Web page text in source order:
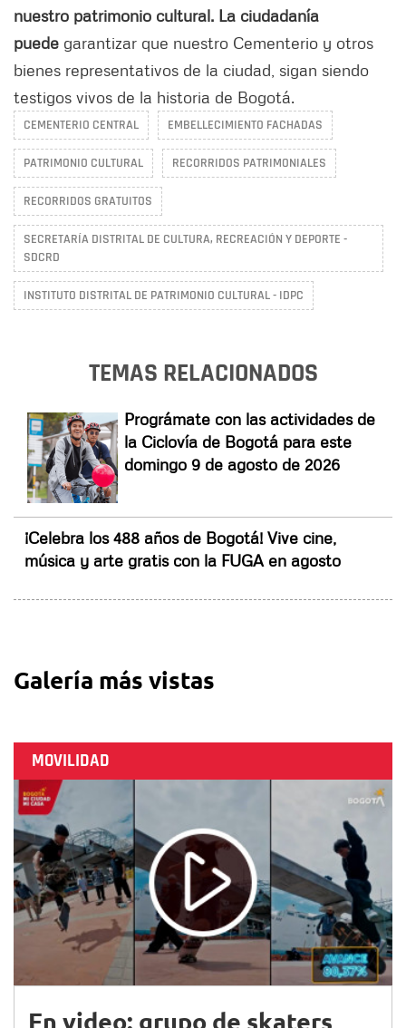
nuestro patrimonio cultural. La ciudadanía
puede garantizar que nuestro Cementerio y otros
bienes representativos de la ciudad, sigan siendo
testigos vivos de la historia de Bogotá.
CEMENTERIO CENTRAL EMBELLECIMIENTO FACHADAS
PATRIMONIO CULTURAL RECORRIDOS PATRIMONIALES
RECORRIDOS GRATUITOS
SECRETARÍA DISTRITAL DE CULTURA, RECREACIÓN Y DEPORTE -
SDCRD
INSTITUTO DISTRITAL DE PATRIMONIO CULTURAL - IDPC
TEMAS RELACIONADOS
Prográmate con las actividades de
la Ciclovía de Bogotá para este
domingo 9 de agosto de 2026
¡Celebra los 488 años de Bogotá! Vive cine,
música y arte gratis con la FUGA en agosto
Galería más vistas
MOVILIDAD
En video: grupo de skaters